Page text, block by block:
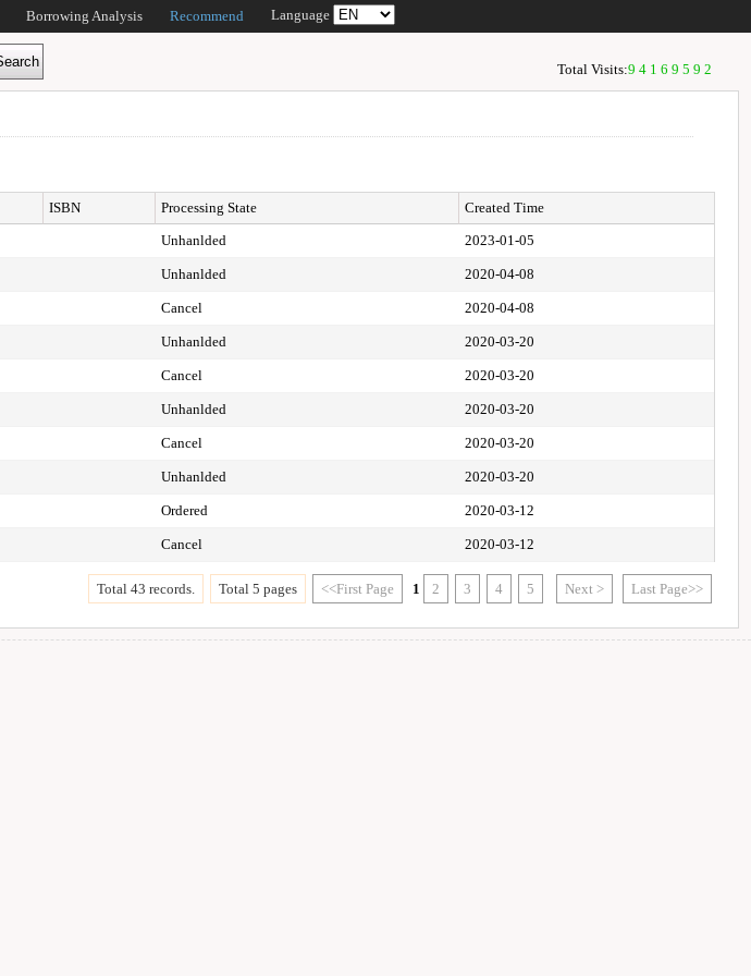
Borrowing Analysis Recommend Language
Total Visits:94169592
ISBN Processing State
Created Time
Unhanlded 2023-01-05
Unhanlded 2020-04-08
Cancel 2020-04-08
Unhanlded 2020-03-20
Cancel 2020-03-20
Unhanlded 2020-03-20
Cancel 2020-03-20
Unhanlded 2020-03-20
Ordered 2020-03-12
Cancel 2020-03-12
Total 43 records. Total 5 pages <<First Page 1 2 3 4 5 Next > Last Page>>